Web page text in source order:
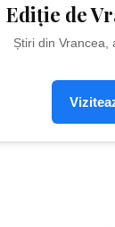
Ediție de
Știri din Vrancea,